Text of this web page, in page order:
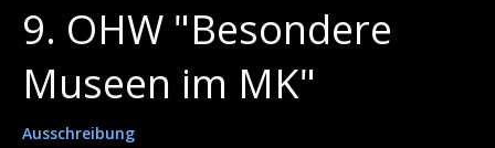
9. OHW "Besondere
Museen im MK"
Ausschreibung